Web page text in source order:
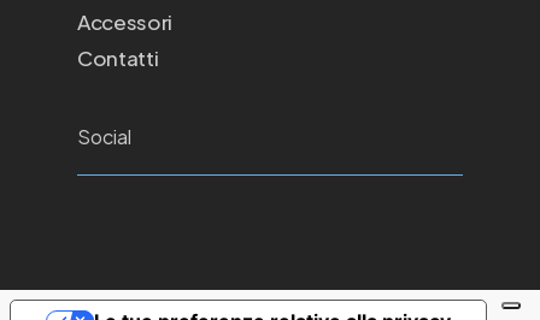
Accessori
Contatti
Social